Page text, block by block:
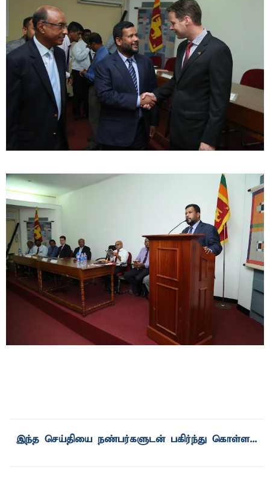
இந்த செய்தியை நண்பர்களுடன் பகிர்ந்து கொள்ள...